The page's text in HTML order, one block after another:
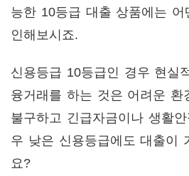
능한 10등급 대출 상품에는
인해보시죠.
신용등급 10등급인 경우 현실
융거래를 하는 것은 어려운 환
불구하고 긴급자금이나 생활
우 낮은 신용등급에도 대출이
요?